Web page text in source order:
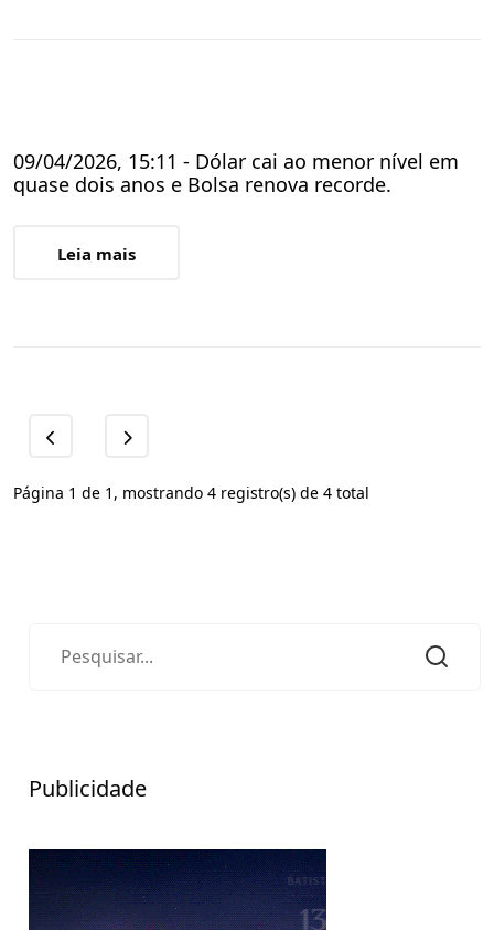
09/04/2026, 15:11 - Dólar cai ao menor nível em
quase dois anos e Bolsa renova recorde.
Leia mais
Página 1 de 1, mostrando 4 registro(s) de 4 total
Publicidade